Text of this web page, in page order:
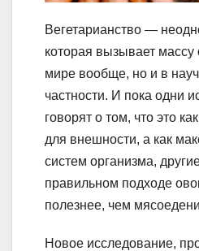
Вегетарианство —
которая вызывает массу
мире вообще, но и в
частности. И пока одни
говорят о том, что это
для внешности, а как
систем организма,
правильном подходе
полезнее, чем
Новое исследование,